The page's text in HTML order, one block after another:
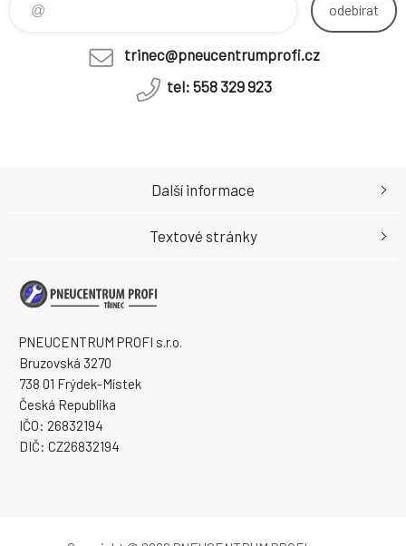
odebírat
trinec@pneucentrumprofi.cz
tel: 558 329 923
PNEUCENTRUM PROFI s.r.o.
Bruzovská 3270
738 01 Frýdek-Místek
Česká Republika
IČO: 26832194
DIČ: CZ26832194
Další informace
Textové stránky